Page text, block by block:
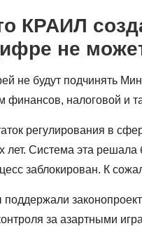
КРАИЛ
не
не будут подчинять
налоговой и
регулирования в
Система эта
заблокирован. К
за азартными